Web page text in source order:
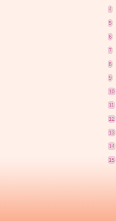
4
5
6
7
8
9
10
11
12
13
14
15